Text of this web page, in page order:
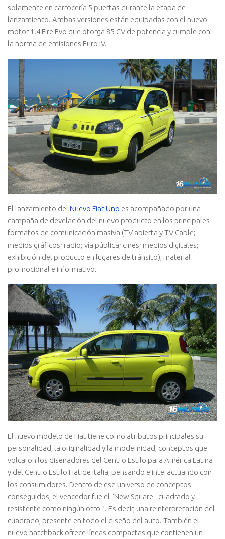
solamente en carrocería 5 puertas durante la etapa de
lanzamiento. Ambas versiones están equipadas con el nuevo
motor 1.4 Fire Evo que otorga 85 CV de potencia y cumple con
la norma de emisiones Euro IV.
El lanzamiento del Nuevo Fiat Uno es acompañado por una
campaña de develación del nuevo producto en los principales
formatos de comunicación masiva (TV abierta y TV Cable;
medios gráficos; radio; vía pública; cines; medios digitales;
exhibición del producto en lugares de tránsito), material
promocional e informativo.
El nuevo modelo de Fiat tiene como atributos principales su
personalidad, la originalidad y la modernidad, conceptos que
volcaron los diseñadores del Centro Estilo para América Latina
y del Centro Estilo Fiat de Italia, pensando e interactuando con
los consumidores. Dentro de ese universo de conceptos
conseguidos, el vencedor fue el “New Square –cuadrado y
resistente como ningún otro-”. Es decir, una reinterpretación del
cuadrado, presente en todo el diseño del auto. También el
nuevo hatchback ofrece líneas compactas que contienen un